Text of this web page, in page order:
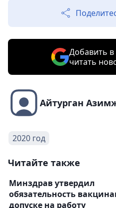
Добавить
читать
Айтурган
2020 год
Читайте также
Минздрав утвердил
обязательность
допуске на работу